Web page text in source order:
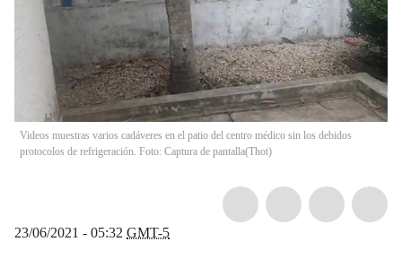
Videos muestras varios cadáveres en el patio del centro médico sin los debidos
protocolos de refrigeración. Foto: Captura de pantalla(Thot)
23/06/2021 - 05:32 GMT-5